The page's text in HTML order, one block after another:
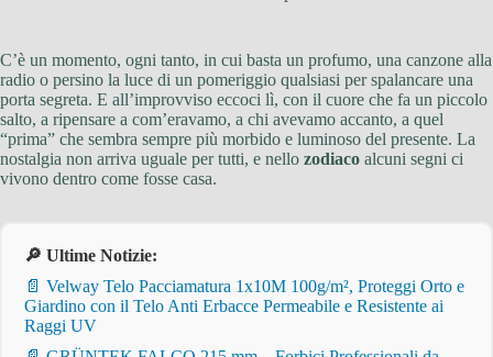
C’è un momento, ogni tanto, in cui basta un profumo, una canzone alla
radio o persino la luce di un pomeriggio qualsiasi per spalancare una
porta segreta. E all’improvviso eccoci lì, con il cuore che fa un piccolo
salto, a ripensare a com’eravamo, a chi avevamo accanto, a quel
“prima” che sembra sempre più morbido e luminoso del presente. La
nostalgia non arriva uguale per tutti, e nello zodiaco alcuni segni ci
vivono dentro come fosse casa.
🔎 Ultime Notizie:
📄 Velway Telo Pacciamatura 1x10M 100g/m², Proteggi Orto e
Giardino con il Telo Anti Erbacce Permeabile e Resistente ai
Raggi UV